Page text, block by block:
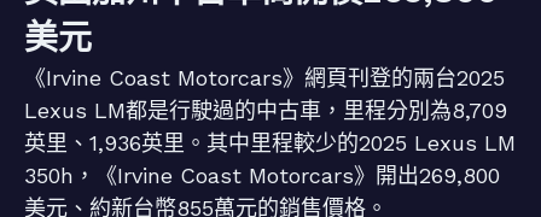
美元
《Irvine Coast Motorcars》網頁刊登的兩台2025
Lexus LM都是行駛過的中古車，里程分別為8,709
英里、1,936英里。其中里程較少的2025 Lexus LM
350h，《Irvine Coast Motorcars》開出269,800
美元、約新台幣855萬元的銷售價格。